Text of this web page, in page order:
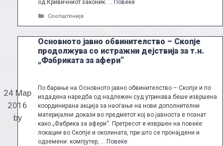
од Кривичниот законик. … Повеќе
Categories
Соопштенија
Основното јавно обвинителство – Скопје
продолжува со истражни дејствија за т.н.
„Фабриката за афери“
24 Мар
2016
by
По барање на Основното јавно обвинителство – Скопје и по
издадена наредба од надлежен суд утринава беше извршена
координирана акција за наоѓање на нови дополнителни
материјални докази во предметот кој во јавноста е познат
како „Фабрика за афери“. Претресот е извршен на повеќе
локации во Скопје и околината, при што се пронајдени и
одземени: компјутер, … Повеќе